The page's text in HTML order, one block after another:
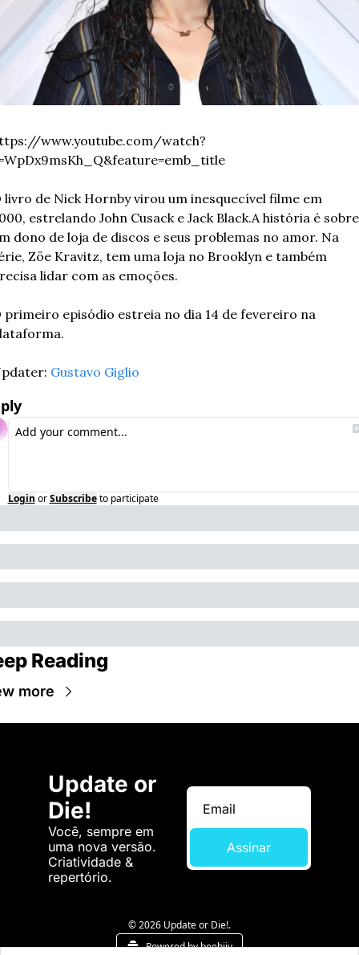
www.youtube.com/watch?
livro de Nick Hornby virou um inesquecível filme em
estrelando John Cusack e Jack Black.A história é sobre
dono de loja de discos e seus problemas no amor. Na
Zöe Kravitz, tem uma loja no Brooklyn e também
lidar com as emoções.
primeiro episódio estreia no dia 14 de fevereiro na
Gustavo Giglio
Login or Subscribe to participate
Reading
more
Update or
Die!
Você, sempre em
uma nova versão.
Criatividade &
repertório.
Assinar
© 2026 Update or Die!.
Powered by beehiiv